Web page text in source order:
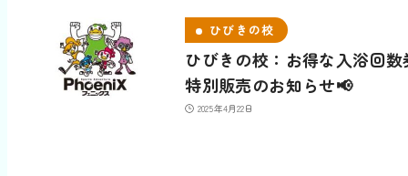
ひびきの校
ひびきの校：お得な入浴回数
特別販売のお知らせ📢
2025年4月22日